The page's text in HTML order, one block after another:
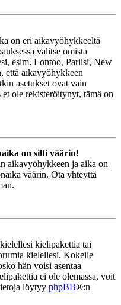
on eri aikavyöhykkeeltä
valitse omista
esim. Lontoo, Pariisi, New
että aikavyöhykkeen
asetukset ovat vain
ole rekisteröitynyt, tämä on
on silti väärin!
aikavyöhykkeen ja aika on
väärin. Ota yhteyttä
kielipakettia tai
kielellesi. Kokeile
hän voisi asentaa
ei ole olemassa, voit
löytyy phpBB®:n